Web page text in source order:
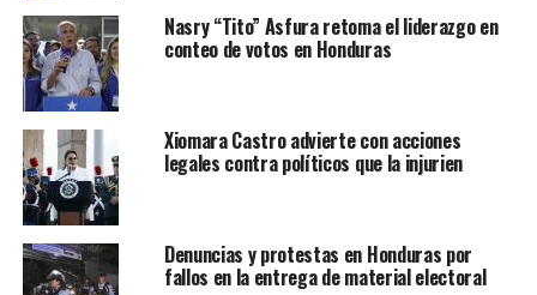
DON'T MISS
Rigoberta Menchú honra a víctimas de asalto a
embajada de España en 1980 en Guatemala
Nasry “Tito” Asfura retoma el liderazgo en
conteo de votos en Honduras
Xiomara Castro advierte con acciones
legales contra políticos que la injurien
Denuncias y protestas en Honduras por
fallos en la entrega de material electoral